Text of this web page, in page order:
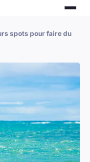
spots pour faire du